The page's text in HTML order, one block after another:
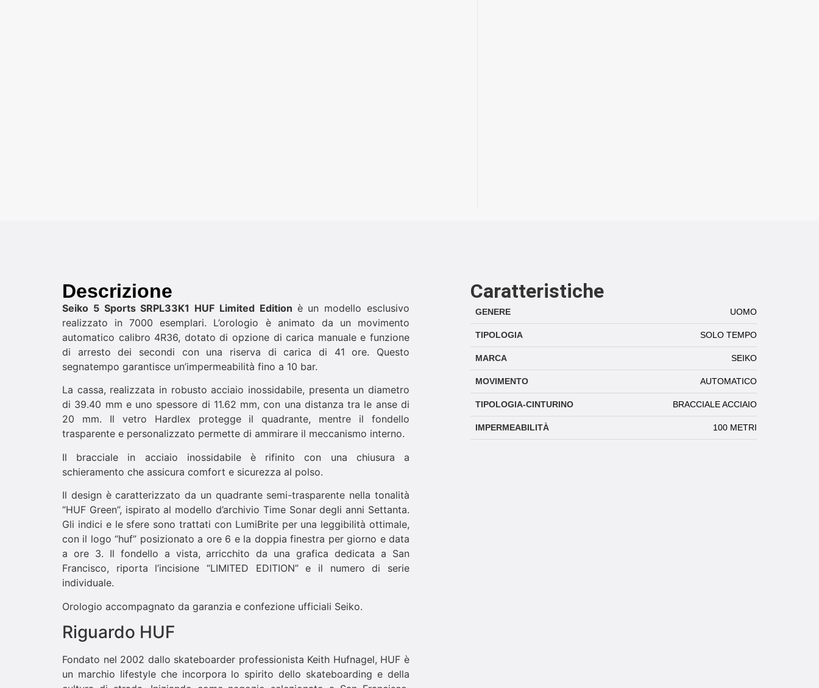
Descrizione
Seiko 5 Sports SRPL33K1 HUF Limited Edition è un modello esclusivo
realizzato in 7000 esemplari. L’orologio è animato da un movimento
automatico calibro 4R36, dotato di opzione di carica manuale e funzione
di arresto dei secondi con una riserva di carica di 41 ore. Questo
segnatempo garantisce un’impermeabilità fino a 10 bar.
La cassa, realizzata in robusto acciaio inossidabile, presenta un diametro
di 39.40 mm e uno spessore di 11.62 mm, con una distanza tra le anse di
20 mm. Il vetro Hardlex protegge il quadrante, mentre il fondello
trasparente e personalizzato permette di ammirare il meccanismo interno.
Il bracciale in acciaio inossidabile è rifinito con una chiusura a
schieramento che assicura comfort e sicurezza al polso.
Il design è caratterizzato da un quadrante semi-trasparente nella tonalità
“HUF Green”, ispirato al modello d’archivio Time Sonar degli anni Settanta.
Gli indici e le sfere sono trattati con LumiBrite per una leggibilità ottimale,
con il logo “huf” posizionato a ore 6 e la doppia finestra per giorno e data
a ore 3. Il fondello a vista, arricchito da una grafica dedicata a San
Francisco, riporta l’incisione “LIMITED EDITION” e il numero di serie
individuale.
Orologio accompagnato da garanzia e confezione ufficiali Seiko.
Riguardo HUF
Fondato nel 2002 dallo skateboarder professionista Keith Hufnagel, HUF è
un marchio lifestyle che incorpora lo spirito dello skateboarding e della
Caratteristiche
GENERE UOMO
TIPOLOGIA SOLO TEMPO
MARCA SEIKO
MOVIMENTO AUTOMATICO
TIPOLOGIA-CINTURINO BRACCIALE ACCIAIO
IMPERMEABILITÀ 100 METRI